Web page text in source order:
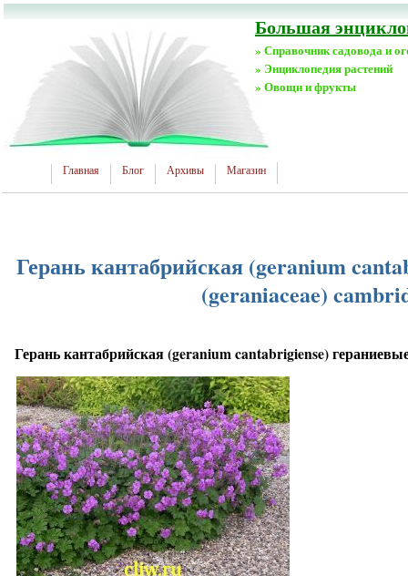
Большая
» Справочник садовода и
» Энциклопедия растений
» Овощи и фрукты
Главная Блог Архивы Магазин
Герань кантабрийская (geranium
(geraniaceae)
Герань кантабрийская (geranium cantabrigiense)